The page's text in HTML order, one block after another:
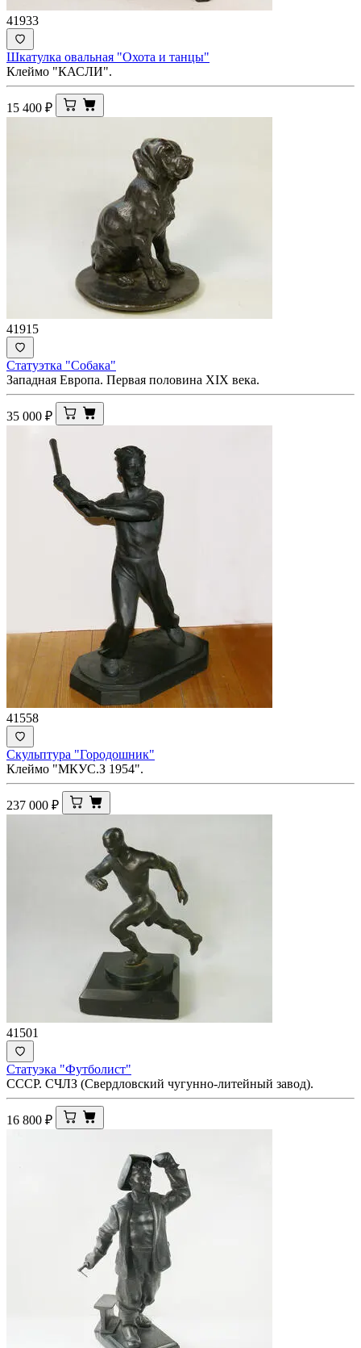
41933
Шкатулка овальная "Охота и танцы"
Клеймо "КАСЛИ".
15 400 ₽
41915
Статуэтка "Собака"
Западная Европа. Первая половина ХIХ века.
35 000 ₽
41558
Скульптура "Городошник"
Клеймо "МКУС.З 1954".
237 000 ₽
41501
Статуэка "Футболист"
СССР. СЧЛЗ (Свердловский чугунно-литейный завод).
16 800 ₽